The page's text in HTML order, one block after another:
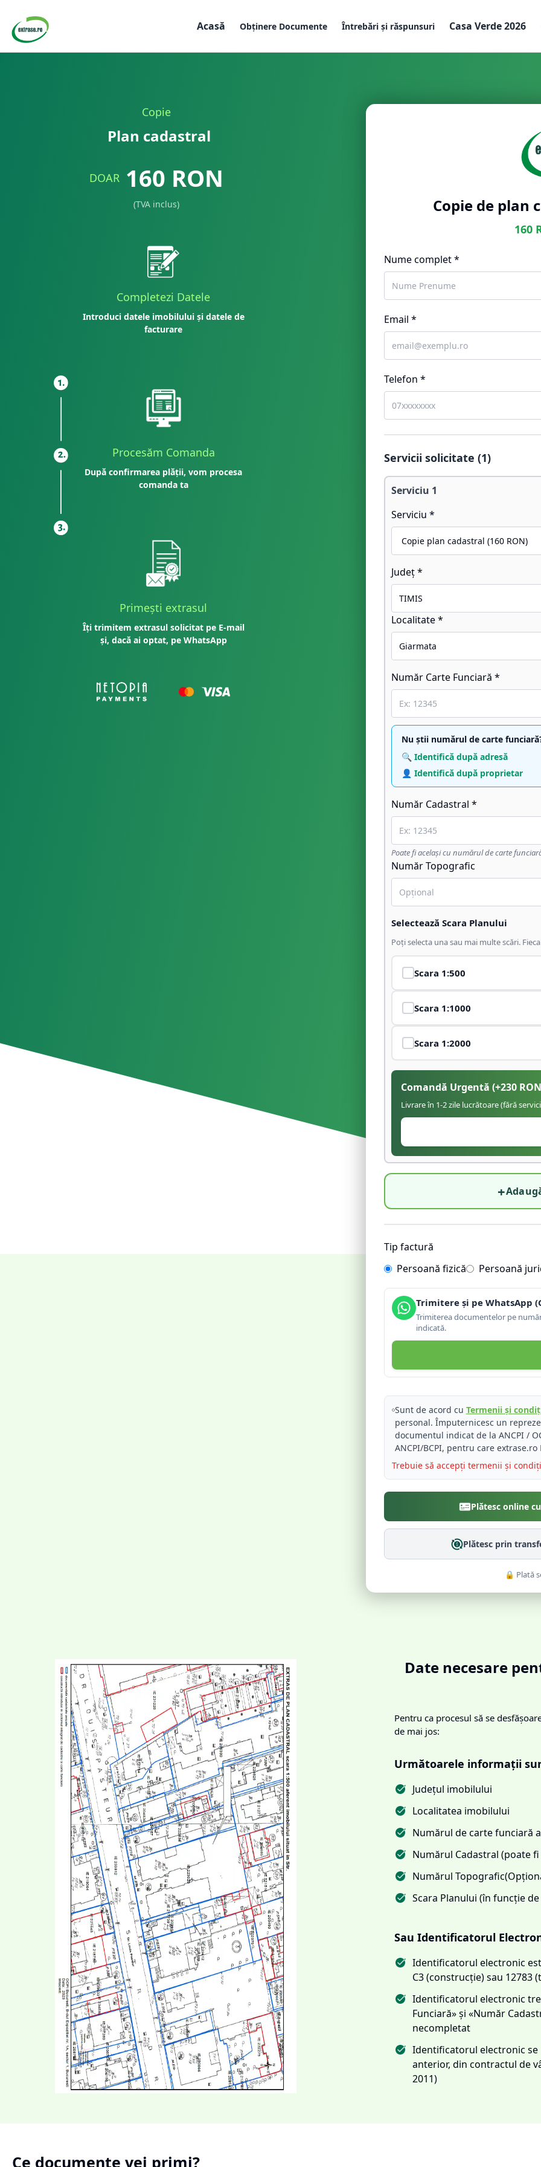
Acasă Obținere Documente Întrebări și răspunsuri Casa Verde 2026
Copie
Plan cadastral
DOAR 160 RON
(TVA inclus)
Completezi Datele
Introduci datele imobilului și datele de
facturare
Procesăm Comanda
După confirmarea plății, vom procesa
comanda ta
Primești extrasul
Îți trimitem extrasul solicitat pe E-mail
și, dacă ai optat, pe WhatsApp
Copie de plan
160
Nume complet *
Email *
Telefon *
Servicii solicitate (1)
Serviciu 1
Serviciu *
Județ *
Localitate *
Număr Carte Funciară *
Nu știi numărul de carte
🔍 Identifică după adresă
👤 Identifică după proprietar
Număr Cadastral *
Poate fi același cu numărul de carte
Număr Topografic
Selectează Scara Planului
Poți selecta una sau mai multe scări.
Scara 1:500
Scara 1:1000
Scara 1:2000
Comandă Urgentă (+230
Livrare în 1-2 zile lucrătoare (fără
+
Tip factură
Persoană fizică
Persoană
Trimitere și pe WhatsApp
Trimiterea documentelor pe
indicată.
Sunt de acord cu Termenii și
personal. Împuternicesc un
documentul indicat de la ANCPI /
ANCPI/BCPI, pentru care
Trebuie să accepți termenii și
Plătesc online
Plătesc prin
🔒 Plată
Date necesare
Pentru ca procesul să se
de mai jos:
Următoarele informații
Județul imobilului
Localitatea imobilului
Numărul de carte funciară
Numărul Cadastral (poate
Numărul
Scara Planului (în funcție
Sau Identificatorul
Identificatorul electronic
C3 (construcție) sau 12783
Identificatorul electronic
Funciară» și «Număr
necompletat
Identificatorul electronic
anterior, din contractul de
2011)
Ce documente vei primi?